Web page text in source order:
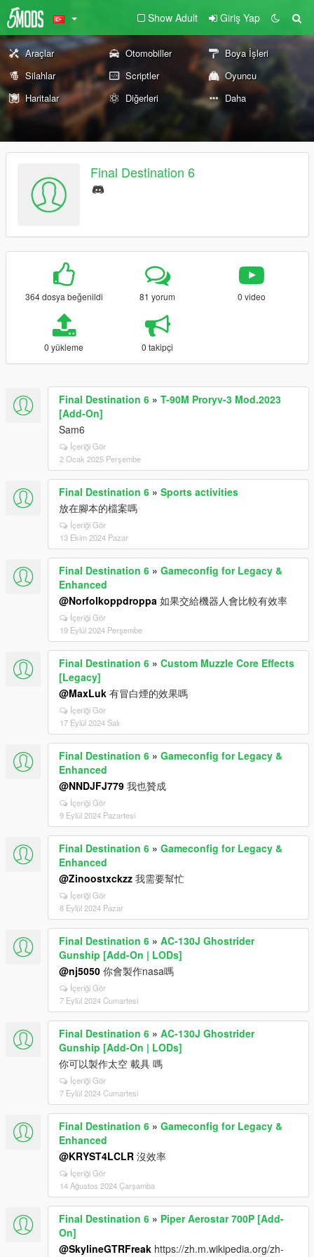
Show Adult Giriş Yap
Araçlar Otomobiller
Boya İşleri
Silahlar
Scriptler
Oyuncu
Haritalar
Diğerleri Daha
Final Destination 6
364 dosya beğenildi 81 yorum 0 video
0 yükleme 0 takipçi
Final Destination 6 » T-90M Proryv-3 Mod.2023
[Add-On]
Sam6
İçeriği Gör
2 Ocak 2025 Perşembe
Final Destination 6 » Sports activities
放在腳本的檔案嗎
İçeriği Gör
13 Ekim 2024 Pazar
Final Destination 6 » Gameconfig for Legacy &
Enhanced
@Norfolkoppdroppa 如果交給機器人會比較有效率
İçeriği Gör
19 Eylül 2024 Perşembe
Final Destination 6 » Custom Muzzle Core Effects
[Legacy]
@MaxLuk 有冒白煙的效果嗎
İçeriği Gör
17 Eylül 2024 Salı
Final Destination 6 » Gameconfig for Legacy &
Enhanced
@NNDJFJ779 我也贊成
İçeriği Gör
9 Eylül 2024 Pazartesi
Final Destination 6 » Gameconfig for Legacy &
Enhanced
@Zinoostxckzz 我需要幫忙
İçeriği Gör
8 Eylül 2024 Pazar
Final Destination 6 » AC-130J Ghostrider
Gunship [Add-On | LODs]
@nj5050 你會製作nasa嗎
İçeriği Gör
7 Eylül 2024 Cumartesi
Final Destination 6 » AC-130J Ghostrider
Gunship [Add-On | LODs]
你可以製作太空 載具 嗎
İçeriği Gör
7 Eylül 2024 Cumartesi
Final Destination 6 » Gameconfig for Legacy &
Enhanced
@KRYST4LCLR 沒效率
İçeriği Gör
14 Ağustos 2024 Çarşamba
Final Destination 6 » Piper Aerostar 700P [Add-
On]
@SkylineGTRFreak https://zh.m.wikipedia.org/zh-